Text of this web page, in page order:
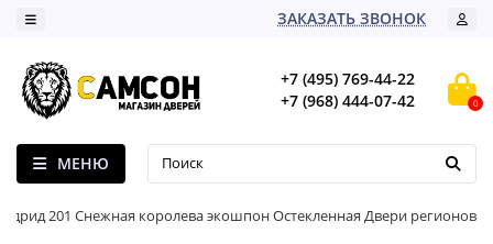
ЗАКАЗАТЬ ЗВОНОК
+7 (495) 769-44-22
+7 (968) 444-07-42
0
МЕНЮ
201 Снежная королева экошпон Остекленная Двери регионов